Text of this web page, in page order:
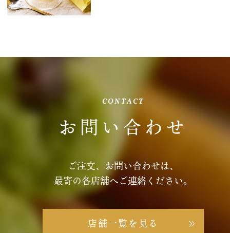
CONTACT
お問い合わせ
ご注文、お問い合わせは、
最寄の各店舗へご連絡ください。
店舗一覧を見る